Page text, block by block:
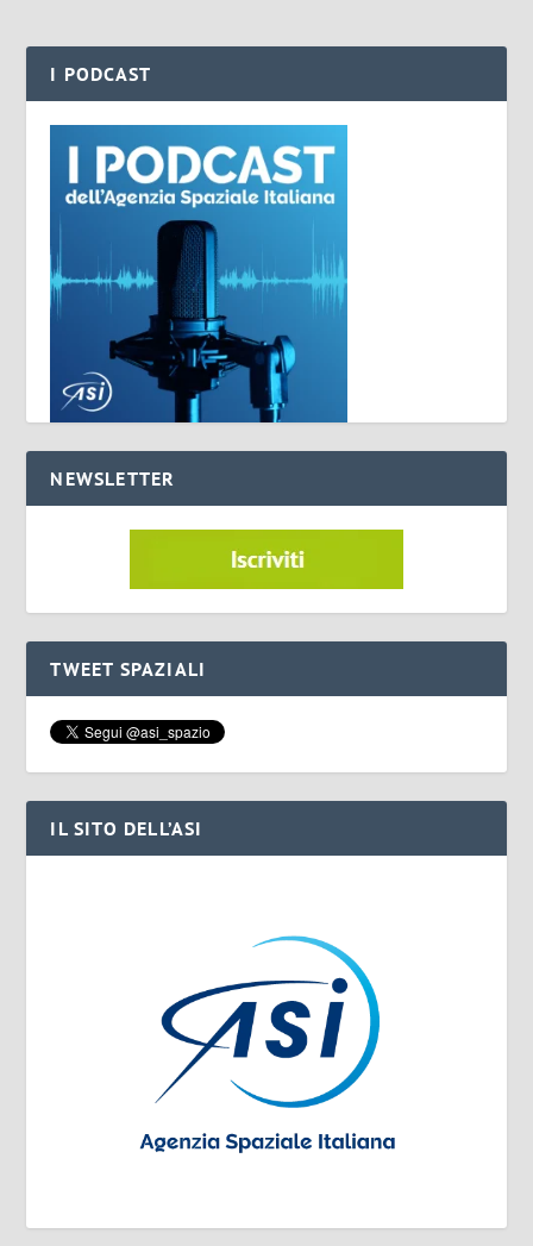
I PODCAST
NEWSLETTER
TWEET SPAZIALI
IL SITO DELL’ASI